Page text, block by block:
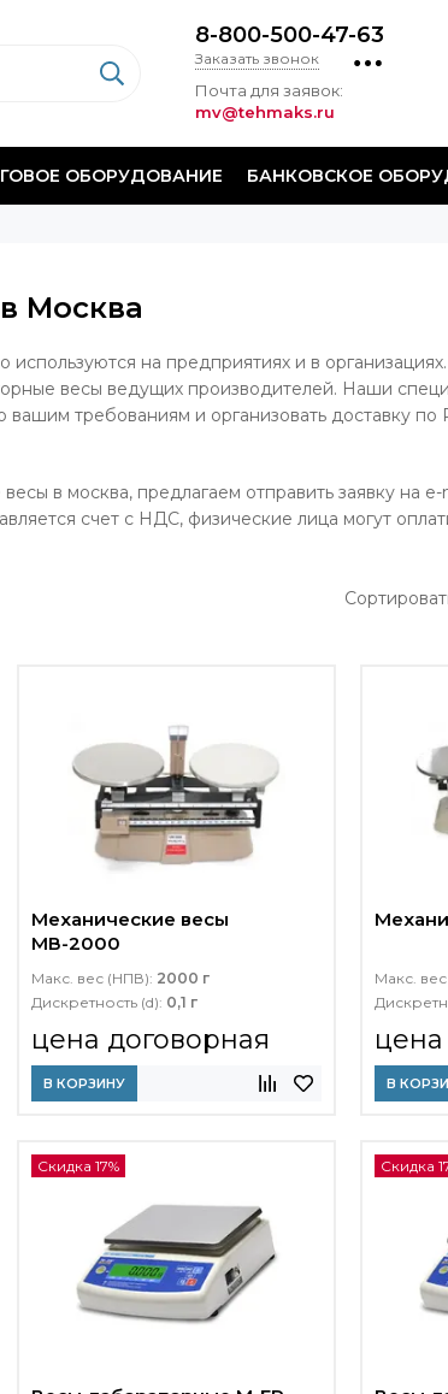
8-800-500-47-63
Заказать звонок
Почта для заявок:
mv@tehmaks.ru
ОБОРУДОВАНИЕ БАНКОВСКОЕ
Москва
на предприятиях и в
весы ведущих производителей. Наши
требованиям и организовать доставку по
в москва, предлагаем отправить заявку на
счет с НДС, физические лица могут
Механические весы
МВ-2000
Макс. вес (НПВ): 2000 г
Дискретность (d): 0,1 г
цена договорная
В КОРЗИНУ
Макс.
В
Скидка 17% Скидка